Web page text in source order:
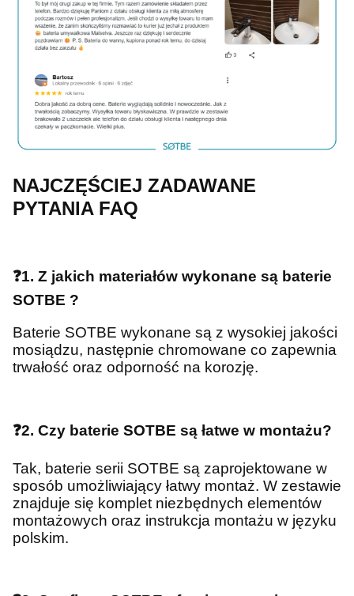
NAJCZĘŚCIEJ ZADAWANE
PYTANIA FAQ
❓1. Z jakich materiałów wykonane są baterie
SOTBE ?
Baterie SOTBE wykonane są z wysokiej jakości
mosiądzu, następnie chromowane co zapewnia
trwałość oraz odporność na korozję.
❓2. Czy baterie SOTBE są łatwe w montażu?
Tak, baterie serii SOTBE są zaprojektowane w
sposób umożliwiający łatwy montaż. W zestawie
znajduje się komplet niezbędnych elementów
montażowych oraz instrukcja montażu w języku
polskim.